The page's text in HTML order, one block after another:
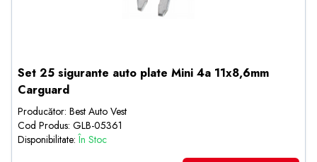
Set 25 sigurante auto plate Mini 4a 11x8,6mm
Carguard
Producător: Best Auto Vest
Cod Produs: GLB-05361
Disponibilitate:În Stoc